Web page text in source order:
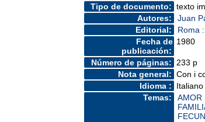
Tipo de documento: texto
Autores:
Juan
Editorial:
Roma
Fecha de
publicación:
1980
Número de páginas:
233 p
Nota general: Con i
Idioma :
Italiano
Temas:
AMOR